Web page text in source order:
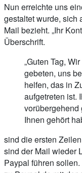
Nun erreichte uns
gestaltet wurde, sich
Mail bezieht. „Ihr
Überschrift.
„Guten Tag,
gebeten, uns
helfen, das in
aufgetreten ist.
vorübergehend
Ihnen gehört
sind die ersten
sind der Mail wieder
Paypal führen